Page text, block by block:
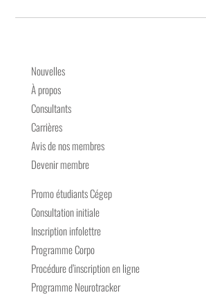
Nouvelles
À propos
Consultants
Carrières
Avis de nos membres
Devenir membre
Promo étudiants Cégep
Consultation initiale
Inscription infolettre
Programme Corpo
Procédure d’inscription en ligne
Programme Neurotracker